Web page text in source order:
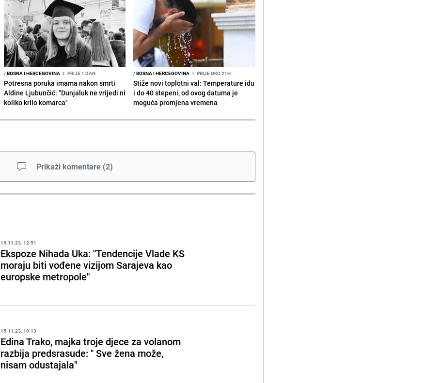
/BOSNA I HERCEGOVINA I PRIJE 1 DAN
Potresna poruka imama nakon smrti
Aldine Ljubunčić: "Dunjaluk ne vrijedi ni
koliko krilo komarca"
/BOSNA I HERCEGOVINA I PRIJE OKO 21H
Stiže novi toplotni val: Temperature idu
i do 40 stepeni, od ovog datuma je
moguća promjena vremena
Prikaži komentare (2)
15.11.23. 12:51
Ekspoze Nihada Uka: "Tendencije Vlade KS
moraju biti vođene vizijom Sarajeva kao
europske metropole"
15.11.23. 10:13
Edina Trako, majka troje djece za volanom
razbija predsrasude: " Sve žena može,
nisam odustajala"